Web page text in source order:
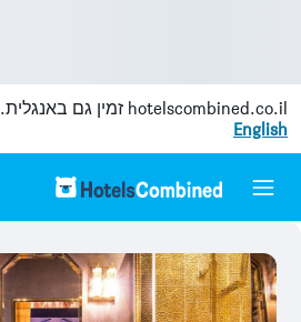
hotelscombined.co.il זמין גם באנגלית.
English